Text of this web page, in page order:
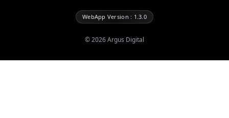
WebApp Version : 1.3.0
©2026Argus Digital